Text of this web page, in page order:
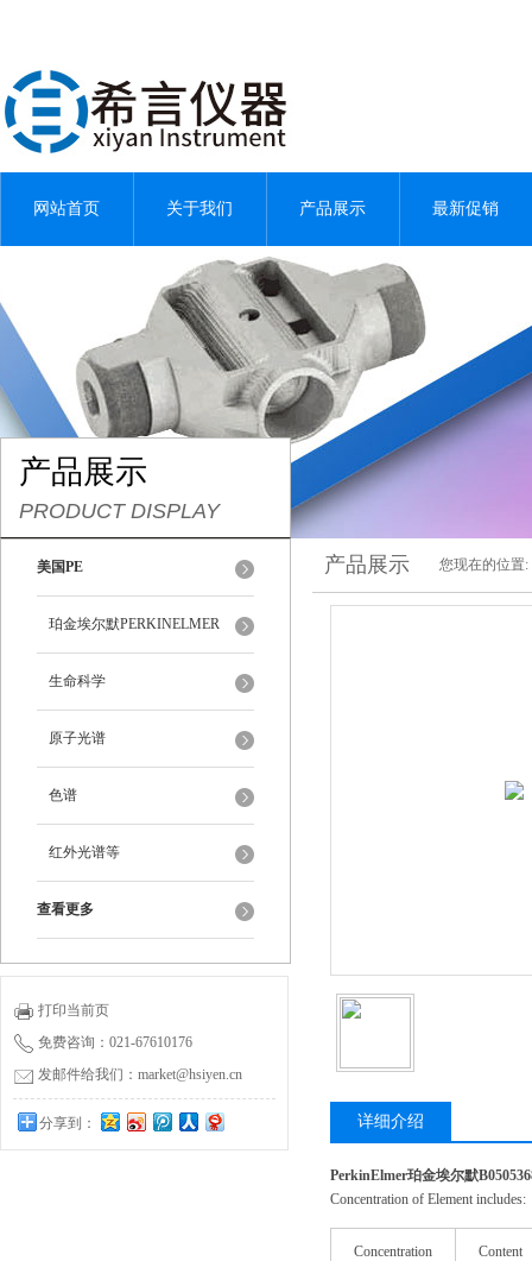
网站首页 关于我们 产品展示 最新促销
产品展示
PRODUCT DISPLAY
美国PE
珀金埃尔默PERKINELMER
生命科学
原子光谱
色谱
红外光谱等
查看更多
打印当前页
免费咨询：021-67610176
发邮件给我们：market@hsiyen.cn
分享到：
产品展示 您现在的位置:
详细介绍
PerkinElmer珀金埃尔默
Concentration of Element includes:
Concentration Content